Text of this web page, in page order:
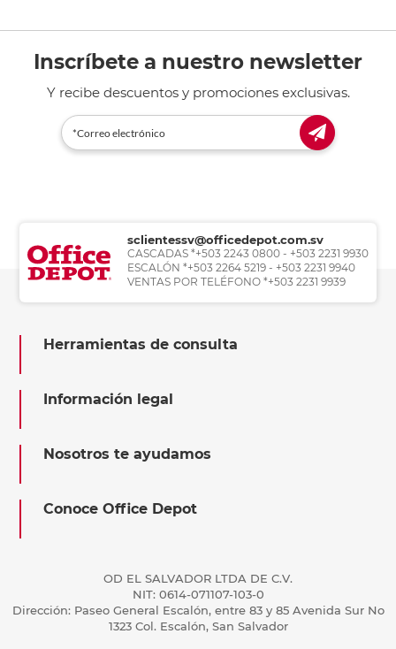
Inscríbete a nuestro newsletter
Y recibe descuentos y promociones exclusivas.
sclientessv@officedepot.com.sv
CASCADAS *+503 2243 0800 - +503 2231 9930
ESCALÓN *+503 2264 5219 - +503 2231 9940
VENTAS POR TELÉFONO *+503 2231 9939
Herramientas de consulta
Información legal
Nosotros te ayudamos
Conoce Office Depot
OD EL SALVADOR LTDA DE C.V.
NIT: 0614-071107-103-0
Dirección: Paseo General Escalón, entre 83 y 85 Avenida Sur No
1323 Col. Escalón, San Salvador